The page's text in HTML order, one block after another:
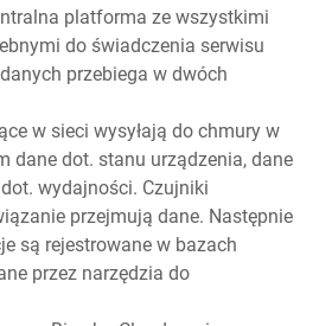
platforma ze wszystkimi
do świadczenia serwisu
przebiega w dwóch
w sieci wysyłają do chmury w
dane dot. stanu urządzenia, dane
wydajności. Czujniki
przejmują dane. Następnie
są rejestrowane w bazach
przez narzędzia do